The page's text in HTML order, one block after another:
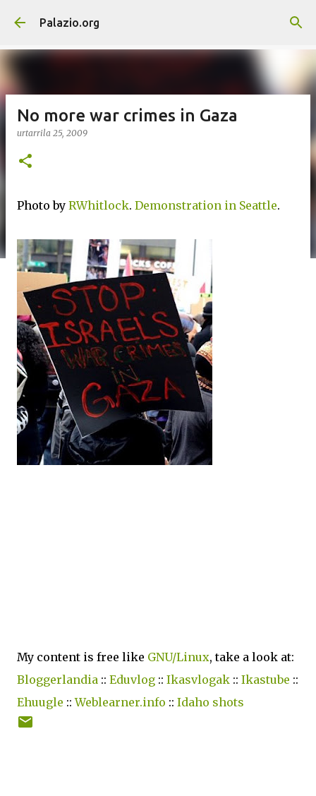
Saltatu eta joan eduki nagusira
Palazio.org
No more war crimes in Gaza
urtarrila 25, 2009
Photo by RWhitlock. Demonstration in Seattle.
My content is free like GNU/Linux, take a look at:
Bloggerlandia :: Eduvlog :: Ikasvlogak :: Ikastube ::
Ehuugle ::Weblearner.info :: Idaho shots